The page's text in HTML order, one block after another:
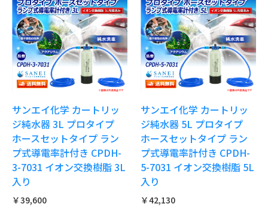
サンエイ化学 カートリッ
ジ純水器 3L プロタイプ
ホースセットタイプ ラン
プ式導電率計付き CPDH-
3-7031 イオン交換樹脂 3L
入り
￥39,600
サンエイ化学 カートリッ
ジ純水器 5L プロタイプ
ホースセットタイプ ラン
プ式導電率計付き CPDH-
5-7031 イオン交換樹脂 5L
入り
￥42,130